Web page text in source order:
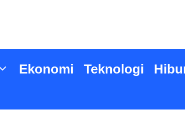
Ekonomi Teknologi